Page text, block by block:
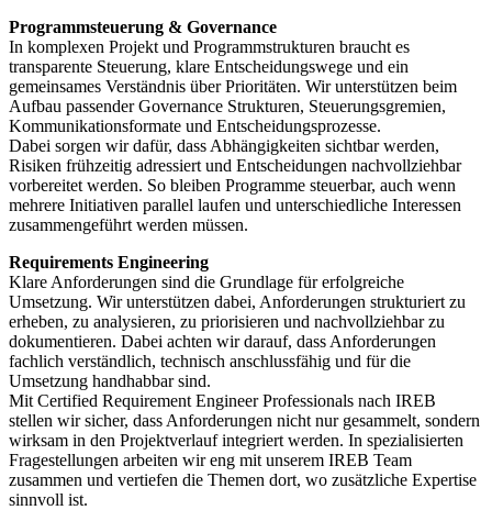
Programmsteuerung & Governance
In komplexen Projekt und Programmstrukturen braucht es
transparente Steuerung, klare Entscheidungswege und ein
gemeinsames Verständnis über Prioritäten. Wir unterstützen beim
Aufbau passender Governance Strukturen, Steuerungsgremien,
Kommunikationsformate und Entscheidungsprozesse.
Dabei sorgen wir dafür, dass Abhängigkeiten sichtbar werden,
Risiken frühzeitig adressiert und Entscheidungen nachvollziehbar
vorbereitet werden. So bleiben Programme steuerbar, auch wenn
mehrere Initiativen parallel laufen und unterschiedliche Interessen
zusammengeführt werden müssen.
Requirements Engineering
Klare Anforderungen sind die Grundlage für erfolgreiche
Umsetzung. Wir unterstützen dabei, Anforderungen strukturiert zu
erheben, zu analysieren, zu priorisieren und nachvollziehbar zu
dokumentieren. Dabei achten wir darauf, dass Anforderungen
fachlich verständlich, technisch anschlussfähig und für die
Umsetzung handhabbar sind.
Mit Certified Requirement Engineer Professionals nach IREB
stellen wir sicher, dass Anforderungen nicht nur gesammelt, sondern
wirksam in den Projektverlauf integriert werden. In spezialisierten
Fragestellungen arbeiten wir eng mit unserem IREB Team
zusammen und vertiefen die Themen dort, wo zusätzliche Expertise
sinnvoll ist.